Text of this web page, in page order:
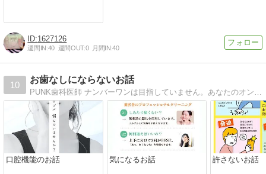
1627126
週間IN:40 週間OUT:0 月間IN:40
10
お歯なしにならないお話
口腔機能のお話 気になるお話 許さないお話